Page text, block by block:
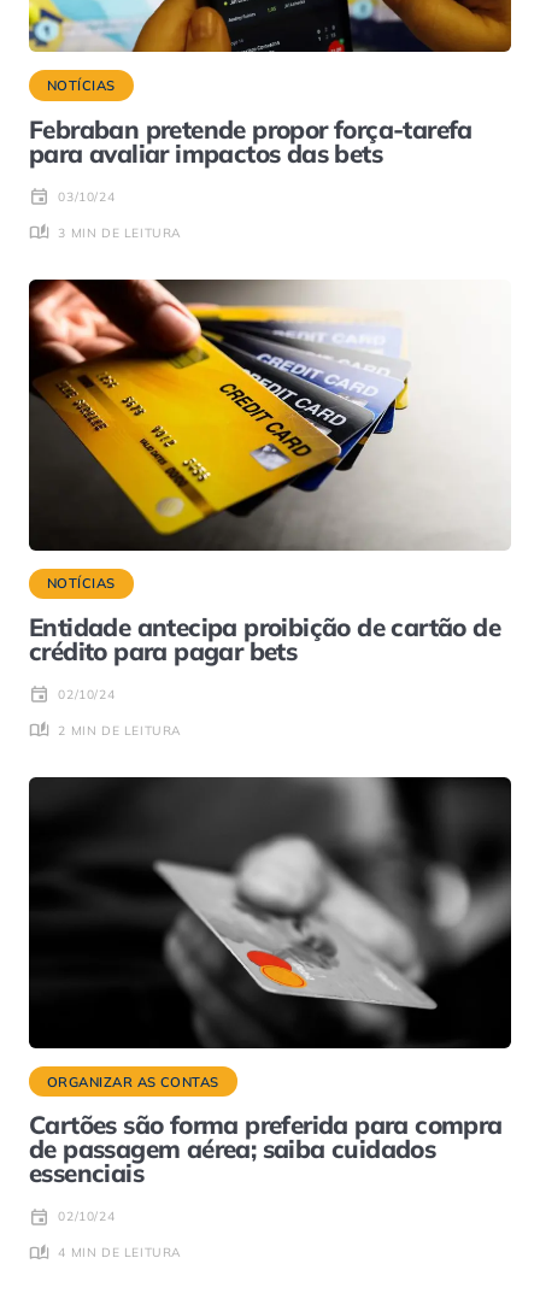
NOTÍCIAS
Febraban pretende propor força-tarefa
para avaliar impactos das bets
03/10/24
3 MIN DE LEITURA
NOTÍCIAS
Entidade antecipa proibição de cartão de
crédito para pagar bets
02/10/24
2 MIN DE LEITURA
ORGANIZAR AS CONTAS
Cartões são forma preferida para compra
de passagem aérea; saiba cuidados
essenciais
02/10/24
4 MIN DE LEITURA